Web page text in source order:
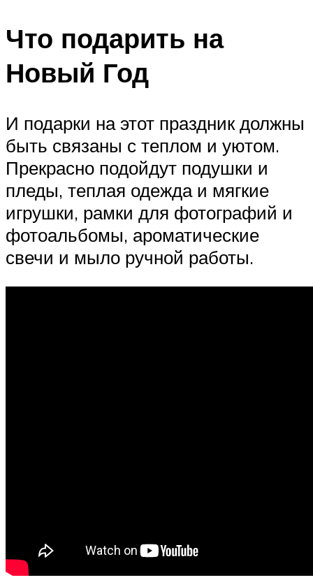
Что подарить на
Новый Год
И подарки на этот праздник должны
быть связаны с теплом и уютом.
Прекрасно подойдут подушки и
пледы, теплая одежда и мягкие
игрушки, рамки для фотографий и
фотоальбомы, ароматические
свечи и мыло ручной работы.